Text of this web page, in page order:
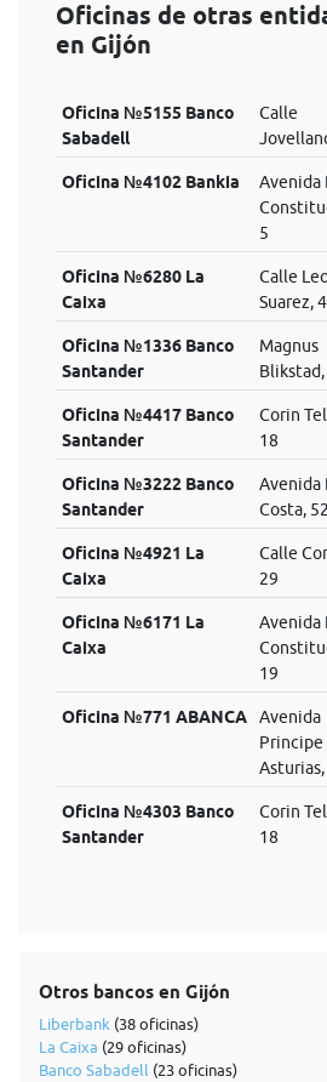
Oficinas de otras
en Gijón
Oficina №5155 Banco
Sabadell
Calle
Oficina №4102 Bankia
Avenida
5
Oficina №6280 La
Caixa
Calle
Suarez,
Oficina №1336 Banco
Santander
Magnus
Oficina №4417 Banco
Santander
Corin
18
Oficina №3222 Banco
Santander
Avenida
Costa, 52
Oficina №4921 La
Caixa
Calle
29
Oficina №6171 La
Caixa
Avenida
19
Oficina №771 ABANCA
Avenida
Principe
Asturias,
Oficina №4303 Banco
Santander
Corin
18
Otros bancos en Gijón
Liberbank (38 oficinas)
La Caixa (29 oficinas)
Banco Sabadell (23 oficinas)